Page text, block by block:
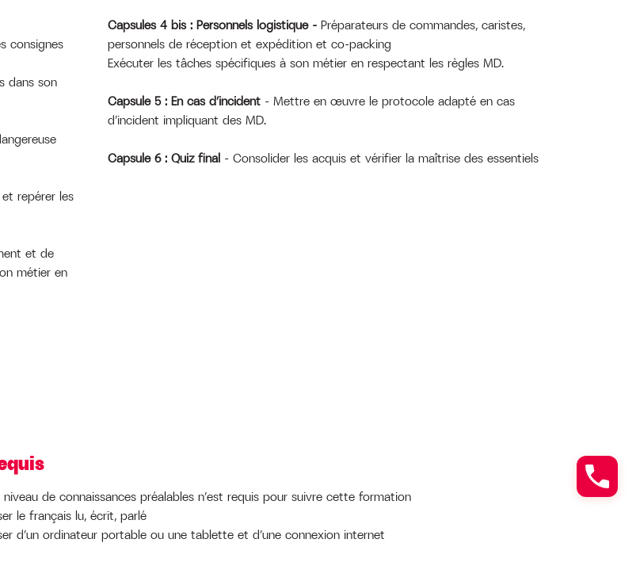
consignes
dans son
repérer les
et de
métier en
Capsules 4 bis : Personnels logistique – Préparateurs de commandes, caristes,
personnels de réception et expédition et co-packing
Exécuter les tâches spécifiques à son métier en respectant les règles MD.
Capsule 5: En cas d’incident – Mettre en œuvre le protocole adapté en cas
d’incident impliquant des MD.
Capsule 6: Quiz final – Consolider les acquis et vérifier la maîtrise des essentiels
niveau de connaissances préalables n’est requis pour suivre cette formation
le français lu, écrit, parlé
d’un ordinateur portable ou une tablette et d’une connexion internet